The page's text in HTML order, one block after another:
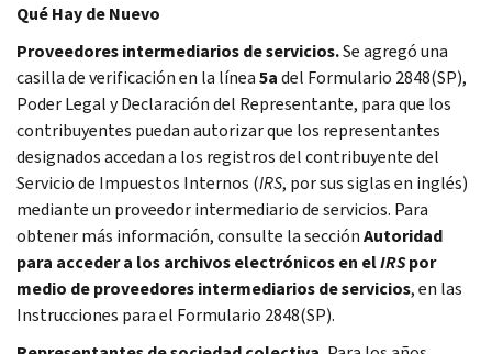
Qué Hay de Nuevo
Proveedores intermediarios de servicios.Se agregó una
casilla de verificación en la línea5adel Formulario 2848(SP),
Poder Legal y Declaración del Representante, para que los
contribuyentes puedan autorizar que los representantes
designados accedan a los registros del contribuyente del
Servicio de Impuestos Internos (IRS, por sus siglas en inglés)
mediante un proveedor intermediario de servicios. Para
obtener más información, consulte la secciónAutoridad
para acceder a los archivos electrónicos en elIRSpor
medio de proveedores intermediarios de servicios, en las
Instrucciones para el Formulario 2848(SP).